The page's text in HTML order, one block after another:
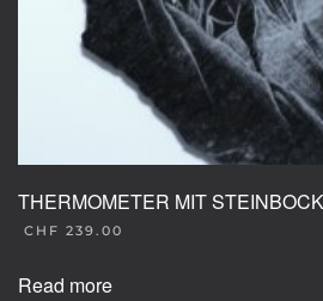
THERMOMETER MIT STEINBOCK
CHF 239.00
Read more